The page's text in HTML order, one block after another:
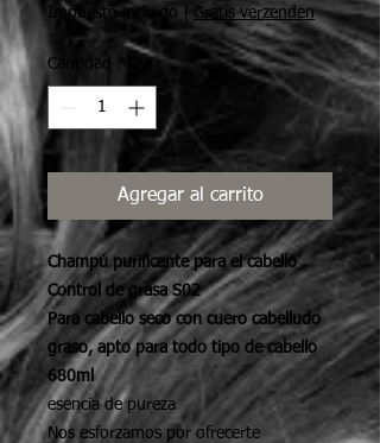
Impuesto incluido Gratis verzenden
Cantidad
Agregar al carrito
Champú purificante para el cabello
Control de grasa S02
Para cabello seco con cuero cabelludo
graso, apto para todo tipo de cabello
680ml
esencia de pureza
Nos esforzamos por ofrecerte